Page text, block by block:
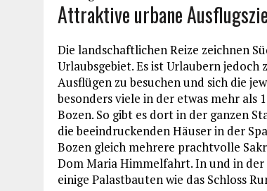
Attraktive urbane
Die landschaftlichen Reize zeichnen
Urlaubsgebiet. Es ist Urlaubern
Ausflügen zu besuchen und sich die
besonders viele in der etwas mehr als
Bozen. So gibt es dort in der ganzen
die beeindruckenden Häuser in der
Bozen gleich mehrere prachtvolle
Dom Maria Himmelfahrt. In und in
einige Palastbauten wie das Schloss